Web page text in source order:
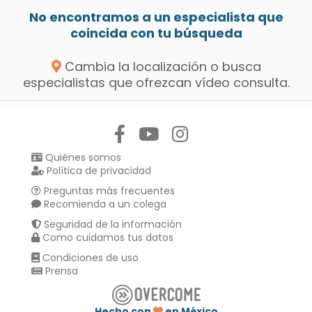
No encontramos a un especialista que
coincida con tu búsqueda
Cambia la localización o busca
especialistas que ofrezcan vídeo consulta.
Quiénes somos
Política de privacidad
Preguntas más frecuentes
Recomienda a un colega
Seguridad de la información
Como cuidamos tus datos
Condiciones de uso
Prensa